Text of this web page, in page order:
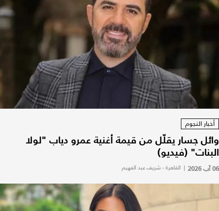
أخبار النجوم
وائل جسار يقلّل من قيمة أغنية عمرو دياب "لولا
البنات" (فيديو)
06 آب 2026 | القاهرة - شريف عبد الفهيم